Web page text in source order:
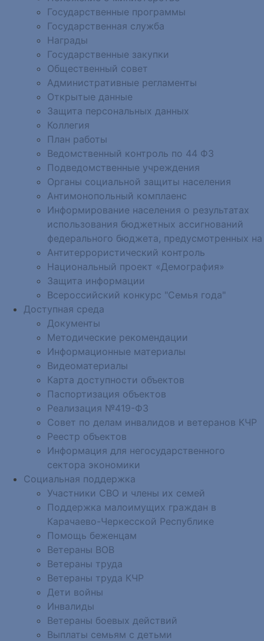
Государственные программы
Государственная служба
Награды
Государственные закупки
Общественный совет
Административные регламенты
Открытые данные
Защита персональных данных
Коллегия
План работы
Ведомственный контроль по 44 ФЗ
Подведомственные учреждения
Органы социальной защиты населения
Антимонопольный комплаенс
Информирование населения о результатах
использования бюджетных ассигнований
федерального бюджета, предусмотренных на
Антитеррористический контроль
Национальный проект «Демография»
Защита информации
Всероссийский конкурс "Семья года"
Доступная среда
Документы
Методические рекомендации
Информационные материалы
Видеоматериалы
Карта доступности объектов
Паспортизация объектов
Реализация №419-ФЗ
Совет по делам инвалидов и ветеранов КЧР
Реестр объектов
Информация для негосударственного
сектора экономики
Социальная поддержка
Участники СВО и члены их семей
Поддержка малоимущих граждан в
Карачаево-Черкесской Республике
Помощь беженцам
Ветераны ВОВ
Ветераны труда
Ветераны труда КЧР
Дети войны
Инвалиды
Ветераны боевых действий
Выплаты семьям с детьми